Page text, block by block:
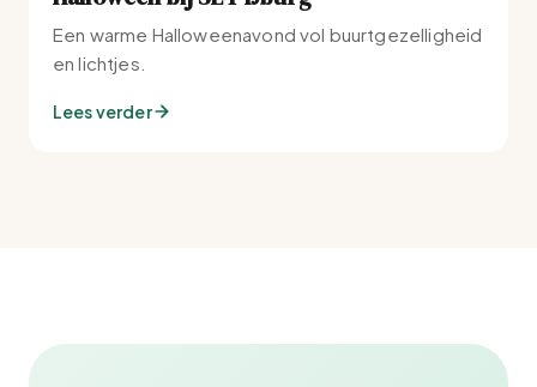
Een warme Halloweenavond vol buurtgezelligheid
en lichtjes.
Lees verder